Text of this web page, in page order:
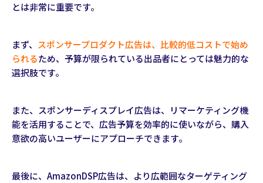
とは非常に重要です。
まず、 スポンサープロダクト広告は、比較的低コストで始め
られるため、予算が限られている出品者にとっては魅力的な
選択肢です。
また、スポンサーディスプレイ広告は、リマーケティング機
能を活用することで、広告予算を効率的に使いながら、購入
意欲の高いユーザーにアプローチできます。
最後に、AmazonDSP広告は、より広範囲なターゲティング